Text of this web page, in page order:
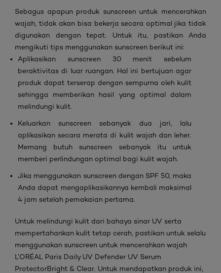
Sebagus apapun produk sunscreen untuk mencerahkan
wajah , tidak akan bisa bekerja secara optimal jika tidak
digunakan dengan tepat. Untuk itu, pastikan Anda
mengikuti tips menggunakan sunscreen berikut ini:
Aplikasikan sunscreen30 menit sebelum
beraktivitas di luar ruangan. Hal ini bertujuan agar
produk dapat terserap dengan sempurna oleh kulit
sehingga memberikan hasil yang optimal dalam
melindungi kulit.
Keluarkan sunscreen sebanyak dua jari, lalu
aplikasikan secara merata di kulit wajah dan leher.
Memang butuh sunscreen sebanyak itu untuk
memberi perlindungan optimal bagi kulit wajah.
Jika menggunakan sunscreendengan SPF 50, maka
Anda dapat mengaplikasikannya kembali maksimal
4 jam setelah pemakaian pertama.
Untuk melindungi kulit dari bahaya sinar UV serta
mempertahankan kulit tetap cerah, pastikan untuk selalu
menggunakan sunscreen untuk mencerahkan wajah
L’ORÉAL Paris Daily UV Defender UV Serum
ProtectorBright & Clear. Untuk mendapatkan produk ini,